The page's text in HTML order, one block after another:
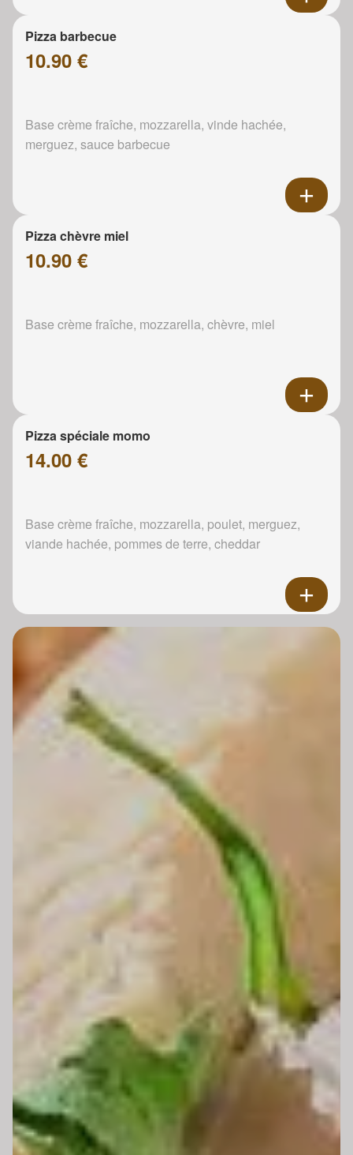
Pizza barbecue
10.90 €
Base crème fraîche, mozzarella, vinde hachée,
merguez, sauce barbecue
Pizza chèvre miel
10.90 €
Base crème fraîche, mozzarella, chèvre, miel
Pizza spéciale momo
14.00 €
Base crème fraîche, mozzarella, poulet, merguez,
viande hachée, pommes de terre, cheddar